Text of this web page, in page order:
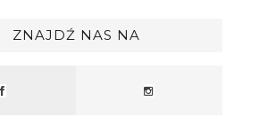
ZNAJDŹ NAS NA